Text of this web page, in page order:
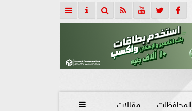
المحافظات مقالات 